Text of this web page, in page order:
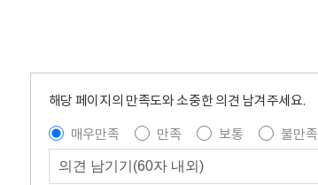
해당 페이지의 만족도와 소중한 의견 남겨주세요.
매우만족
만족 보통 불만족